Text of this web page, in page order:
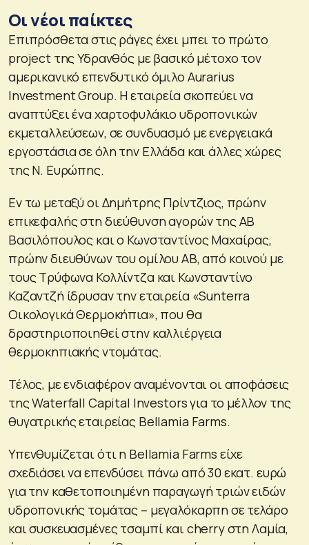
Οι νέοι παίκτες
Επιπρόσθετα στις ράγες έχει μπει το πρώτο
project της Υδρανθός με βασικό μέτοχο τον
αμερικανικό επενδυτικό όμιλο Aurarius
Investment Group. Η εταιρεία σκοπεύει να
αναπτύξει ένα χαρτοφυλάκιο υδροπονικών
εκμεταλλεύσεων, σε συνδυασμό με ενεργειακά
εργοστάσια σε όλη την Ελλάδα και άλλες χώρες
της Ν. Ευρώπης.
Εν τω μεταξύ οι Δημήτρης Πρίντζιος, πρώην
επικεφαλής στη διεύθυνση αγορών της ΑΒ
Βασιλόπουλος και ο Κωνσταντίνος Μαχαίρας,
πρώην διευθύνων του οµίλου ΑΒ, από κοινού µε
τους Τρύφωνα Κολλίντζα και Κωνσταντίνο
Καζαντζή ίδρυσαν την εταιρεία «Sunterra
Οικολογικά Θερµοκήπια», που θα
δραστηριοποιηθεί στην καλλιέργεια
θερμοκηπιακής ντομάτας.
Τέλος, με ενδιαφέρον αναμένονται οι αποφάσεις
της Waterfall Capital Investors για το μέλλον της
θυγατρικής εταιρείας Bellamia Farms.
Υπενθυμίζεται ότι η Bellamia Farms είχε
σχεδιάσει να επενδύσει πάνω από 30 εκατ. ευρώ
για την καθετοποιημένη παραγωγή τριών ειδών
υδροπονικής τομάτας – μεγαλόκαρπη σε τελάρο
και συσκευασμένες τσαμπί και cherry στη Λαμία,